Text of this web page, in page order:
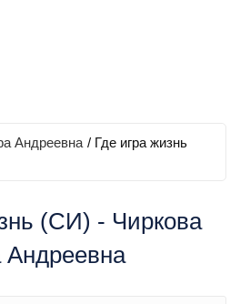
Андреевна / Где игра жизнь
(СИ) - Чиркова
Андреевна